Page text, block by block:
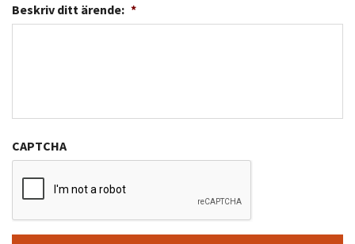
Beskriv ditt ärende: *
CAPTCHA